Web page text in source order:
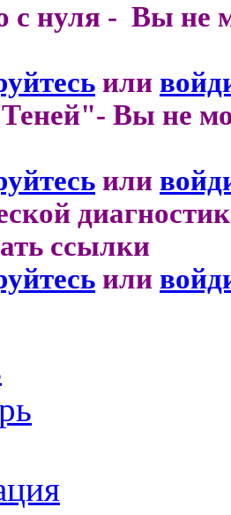
нуля - Вы не
или
Вы не
или
ссылки
или